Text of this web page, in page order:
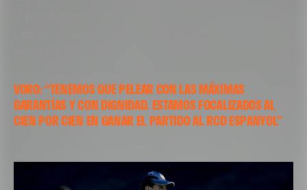
VORO: “TENEMOS QUE PELEAR CON LAS MÁXIMAS
GARANTÍAS Y CON DIGNIDAD. ESTAMOS FOCALIZADOS AL
CIEN POR CIEN EN GANAR EL PARTIDO AL RCD ESPANYOL”